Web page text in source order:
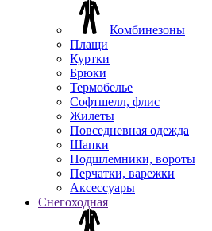
Комбинезоны
Плащи
Куртки
Брюки
Термобелье
Софтшелл, флис
Жилеты
Повседневная одежда
Шапки
Подшлемники, вороты
Перчатки, варежки
Аксессуары
Снегоходная